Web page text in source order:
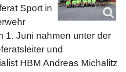
Sport in
1. Juni nahmen unter der
und
HBM Andreas Michalitz